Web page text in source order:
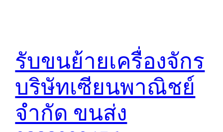
รับขนย้ายเครื่องจักร
บริษัทเซียนพาณิชย์
จำกัด ขนส่ง